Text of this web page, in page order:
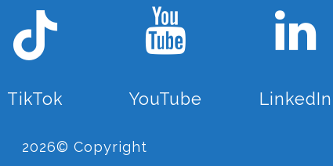
TikTok YouTube LinkedIn
2026© Copyright